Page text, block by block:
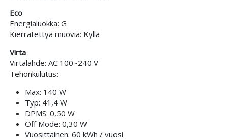
Eco
Energialuokka: G
Kierrätettyä muovia: Kyllä
Virta
Virtalähde: AC 100~240 V
Tehonkulutus:
Max: 140 W
Typ: 41,4 W
DPMS: 0,50 W
Off Mode: 0,30 W
Vuosittainen: 60 kWh / vuosi